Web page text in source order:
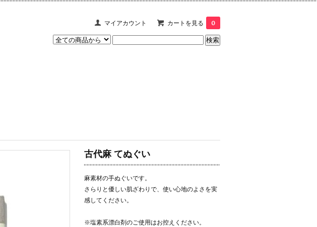
マイアカウント カートを見る 0
古代麻 てぬぐい
麻素材の手ぬぐいです。
さらりと優しい肌ざわりで、使い心地のよさを実
感してください。
※塩素系漂白剤のご使用はお控えください。